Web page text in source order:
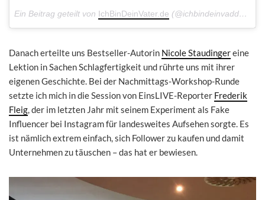
Ein Beitrag geteilt von IchBinDeinVater.de (@ichbindeinvadda) am
Danach erteilte uns Bestseller-Autorin Nicole Staudingereine
Lektion in Sachen Schlagfertigkeit und rührte uns mit ihrer
eigenen Geschichte. Bei der Nachmittags-Workshop-Runde
setzte ich mich in die Session von EinsLIVE-Reporter Frederik
Fleig, der im letzten Jahr mit seinem Experiment als Fake
Influencer bei Instagram für landesweites Aufsehen sorgte. Es
ist nämlich extrem einfach, sich Follower zu kaufen und damit
Unternehmen zu täuschen – das hat er bewiesen.